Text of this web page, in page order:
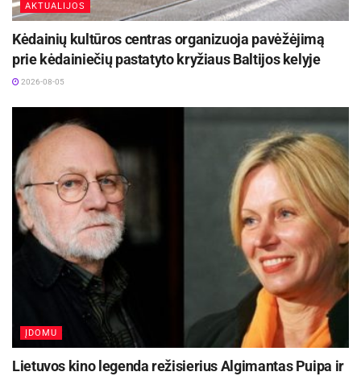
AKTUALIJOS
Kėdainių kultūros centras organizuoja pavėžėjimą
prie kėdainiečių pastatyto kryžiaus Baltijos kelyje
2026-08-05
ĮDOMU
Lietuvos kino legenda režisierius Algimantas Puipa ir